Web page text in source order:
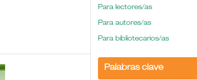
Para lectores/as
Para autores/as
Para bibliotecarios/as
Palabras clave